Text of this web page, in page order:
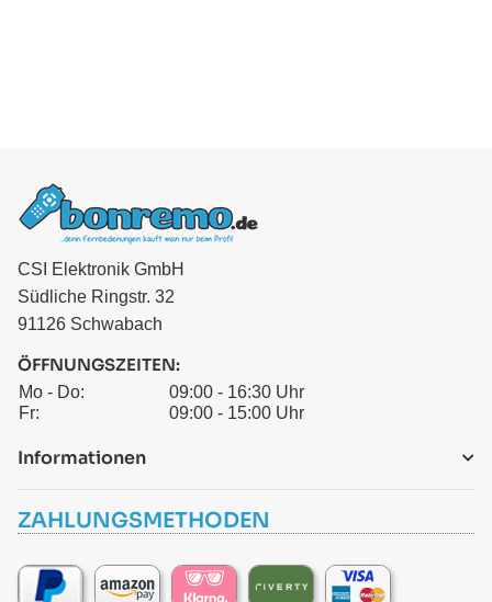
CSI Elektronik GmbH
Südliche Ringstr. 32
91126 Schwabach
ÖFFNUNGSZEITEN:
Mo - Do:
09:00 - 16:30 Uhr
Fr:
09:00 - 15:00 Uhr
Informationen
ZAHLUNGSMETHODEN